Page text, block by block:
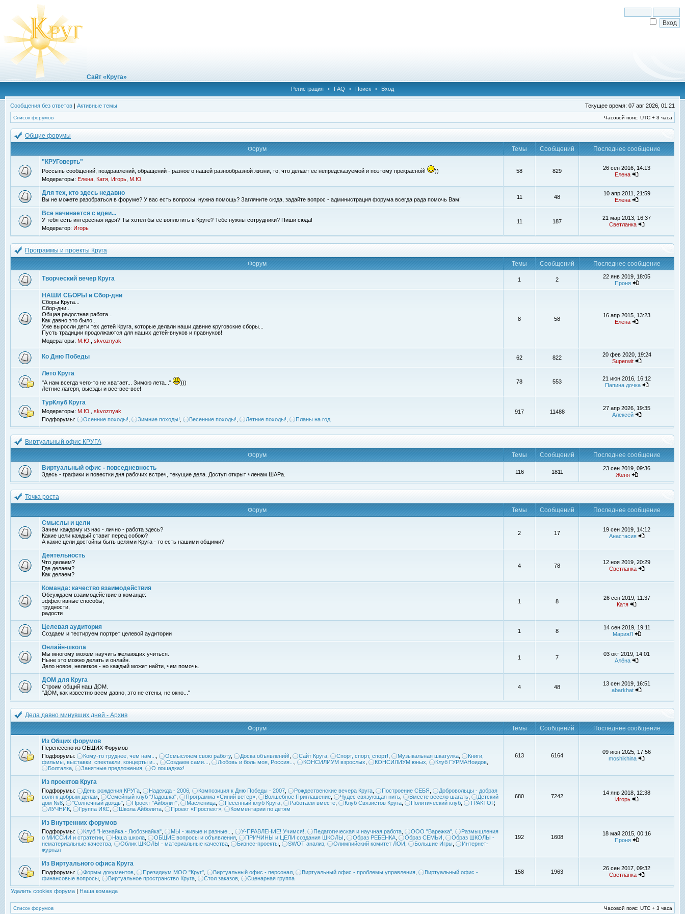
Сайт «Круга»
Регистрация • FAQ • Поиск • Вход
Сообщения без ответов | Активные темы Текущее время: 07 авг 2026, 01:21
Список форумов Часовой пояс: UTC + 3 часа
Общие форумы
Форум
Темы Сообщений
Последнее сообщение
"КРУГоверть"
Россыпь сообщений, поздравлений, обращений - разное о нашей разнообразной жизни, то, что делает ее непредсказуемой и поэтому прекрасной!
))
Модераторы: Елена Катя Игорь М.Ю.
58 829
26 сен 2016, 14:13
Елена
Для тех, кто здесь недавно
Вы не можете разобраться в форуме? У вас есть вопросы, нужна помощь? Загляните сюда, задайте вопрос - администрация форума всегда рада помочь Вам! 11 48
10 апр 2011, 21:59
Елена
Все начинается с идеи...
У тебя есть интересная идея? Ты хотел бы её воплотить в Круге? Тебе нужны сотрудники? Пиши сюда!
Модератор: Игорь
11 187
21 мар 2013, 16:37
Светланка
Программы и проекты Круга
Форум
Темы Сообщений Последнее сообщение
Творческий вечер Круга 1 2
22 янв 2019, 18:05
Проня
НАШИ СБОРЫ и Сбор-дни
Сборы Круга...
Сбор-дни...
Общая радостная работа...
Как давно это было...
Уже выросли дети тех детей Круга, которые делали наши давние круговские сборы...
Пусть традиции продолжаются для наших детей-внуков и правнуков!
Модераторы: М.Ю. skvoznyak
8 58
16 апр 2015, 13:23
Елена
Ко Дню Победы 62 822
20 фев 2020, 19:24
Superwit
Лето Круга
"А нам всегда чего-то не хватает... Зимою лета..."
)))
Летние лагеря, выезды и все-все-все!
78 553
21 июн 2016, 16:12
Папина дочка
ТурКлуб Круга
Модераторы: М.Ю.
skvoznyak
Подфорумы:
Осенние походы! Зимние походы! Весенние походы! Летние походы! Планы на год.
917 11488
27 апр 2026, 19:35
Алексей
Виртуальный офис КРУГА
Форум
Темы Сообщений
Последнее сообщение
Виртуальный офис - повседневность
Здесь - графики и повестки дня рабочих встреч, текущие дела. Доступ открыт членам ШАРа. 116 1811
23 сен 2019, 09:36
Женя
Точка роста
Форум
Темы Сообщений
Последнее сообщение
Смыслы и цели
Зачем каждому из нас - лично - работа здесь?
Какие цели каждый ставит перед собою?
А какие цели достойны быть целями Круга - то есть нашими общими?
2 17
19 сен 2019, 14:12
Анастасия
Деятельность
Что делаем?
Где делаем?
Как делаем?
4 78
12 ноя 2019, 20:29
Светланка
Команда: качество взаимодействия
Обсуждаем взаимодействие в команде:
эффективные способы,
трудности,
радости
1 8
26 сен 2019, 11:37
Катя
Целевая аудитория
Создаем и тестируем портрет целевой аудитории 1 8
14 сен 2019, 19:11
МарияЛ
Онлайн-школа
Мы многому можем научить желающих учиться.
Ныне это можно делать и онлайн.
Дело новое, нелегкое - но каждый может найти, чем помочь.
1 7
03 окт 2019, 14:01
Алёна
ДОМ для Круга
Строим общий наш ДОМ.
"ДОМ, как известно всем давно, это не стены, не окно..."
4 48
13 сен 2019, 16:51
abarkhat
Дела давно минувших дней - Архив
Форум
Темы Сообщений
Последнее сообщение
Из Общих форумов
Перенесено из ОБЩИХ Форумов
Подфорумы:
Кому-то труднее, чем нам... Осмысляем свою работу, Доска объявлений! Сайт Круга Спорт, спорт, спорт! Музыкальная шкатулка
Книги,
фильмы, выставки, спектакли, концерты и...
Создаем сами... Любовь и боль моя, Россия... КОНСИЛИУМ взрослых КОНСИЛИУМ юных Клуб ГУРМАНоидов
Болталка
Занятные предложения О лошадках!
613 6164
09 июн 2025, 17:56
moshikhina
Из проектов Круга
Подфорумы: День рождения КРУГа Надежда - 2006 Композиция к Дню Победы - 2007 Рождественские вечера Круга Построение СЕБЯ
Добровольцы - добрая
воля к добрым делам
Семейный клуб "Ладошка" Программа «Синий ветер» Волшебное Приглашение Чудес связующая нить Вместе весело шагать
Детский
дом №8
"Солнечный дождь" Проект "Айболит" Масленица Песенный клуб Круга Работаем вместе Клуб Связистов Круга Политический клуб ТРАКТОР,
ЛУЧНИК
Группа ИКС Школа Айболита Проект «Проспект» Комментарии по детям
680 7242
14 янв 2018, 12:38
Игорь
Из Внутренних форумов
Подфорумы: Клуб "Незнайка - Любознайка" МЫ - живые и разные... У-ПРАВЛЕНИЕ! Учимся! Педагогическая и научная работа ООО "Варежка"
Размышления
о МИССИИ и стратегии
Наша школа ОБЩИЕ вопросы и объявления ПРИЧИНЫ и ЦЕЛИ создания ШКОЛЫ Образ РЕБЕНКА Образ СЕМЬИ
Образ ШКОЛЫ -
нематериальные качества
Облик ШКОЛЫ - материальные качества Бизнес-проекты SWOT анализ Олимпийский комитет ЛОИ Большие Игры
Интернет-
журнал
192 1608
18 май 2015, 00:16
Проня
Из Виртуального офиса Круга
Подфорумы: Формы документов Президиум МОО "Круг" Виртуальный офис - персонал Виртуальный офис - проблемы управления
Виртуальный офис -
финансовые вопросы
Виртуальное пространство Круга Стол заказов Сценарная группа
158 1963
26 сен 2017, 09:32
Светланка
Удалить cookies форума | Наша команда
Список форумов Часовой пояс: UTC + 3 часа